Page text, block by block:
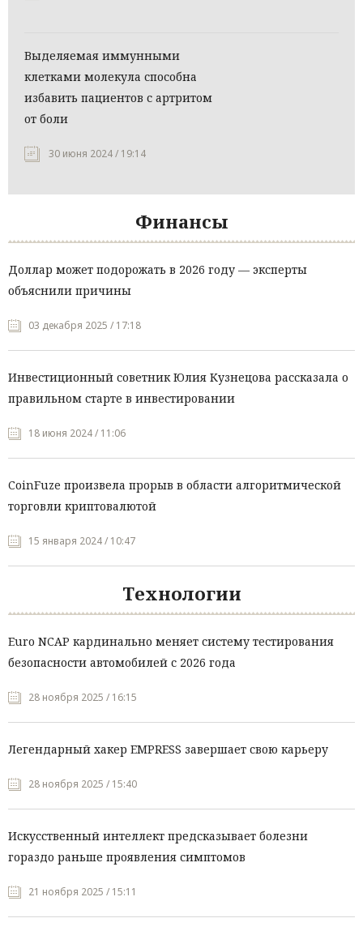
Выделяемая иммунными
клетками молекула способна
избавить пациентов с артритом
от боли
30 июня 2024 / 19:14
Финансы
Доллар может подорожать в 2026 году — эксперты
объяснили причины
03 декабря 2025 / 17:18
Инвестиционный советник Юлия Кузнецова рассказала о
правильном старте в инвестировании
18 июня 2024 / 11:06
CoinFuze произвела прорыв в области алгоритмической
торговли криптовалютой
15 января 2024 / 10:47
Технологии
Euro NCAP кардинально меняет систему тестирования
безопасности автомобилей с 2026 года
28 ноября 2025 / 16:15
Легендарный хакер EMPRESS завершает свою карьеру
28 ноября 2025 / 15:40
Искусственный интеллект предсказывает болезни
гораздо раньше проявления симптомов
21 ноября 2025 / 15:11